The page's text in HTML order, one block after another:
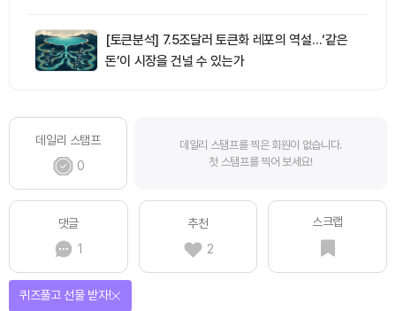
[토큰분석] 7.5조달러 토큰화 레포의 역설…‘같은
돈’이 시장을 건널 수 있는가
데일리 스탬프
0
데일리 스탬프를 찍은 회원이 없습니다.
첫 스탬프를 찍어 보세요!
댓글
1
추천
2
스크랩
퀴즈풀고 선물 받자!